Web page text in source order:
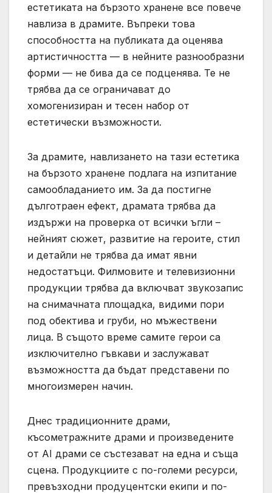
естетиката на бързото хранене все повече
навлиза в драмите. Въпреки това
способността на публиката да оценява
артистичността — в нейните разнообразни
форми — не бива да се подценява. Те не
трябва да се ограничават до
хомогенизиран и тесен набор от
естетически възможности.
За драмите, навлизането на тази естетика
на бързото хранене подлага на изпитание
самообладанието им. За да постигне
дълготраен ефект, драмата трябва да
издържи на проверка от всички ъгли –
нейният сюжет, развитие на героите, стил
и детайли не трябва да имат явни
недостатъци. Филмовите и телевизионни
продукции трябва да включват звукозапис
на снимачната площадка, видими пори
под обектива и груби, но мъжествени
лица. В същото време самите герои са
изключително гъвкави и заслужават
възможността да бъдат представени по
многоизмерен начин.
Днес традиционните драми,
късометражните драми и произведените
от AI драми се състезават на една и съща
сцена. Продукциите с по-големи ресурси,
превъзходни продуцентски екипи и по-